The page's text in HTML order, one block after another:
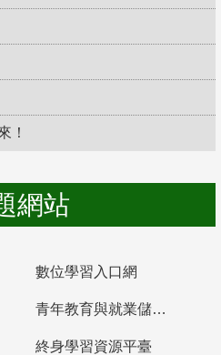
！
網站
數位學習入口網
青年教育與就業儲蓄帳戶
終身學習資源平臺